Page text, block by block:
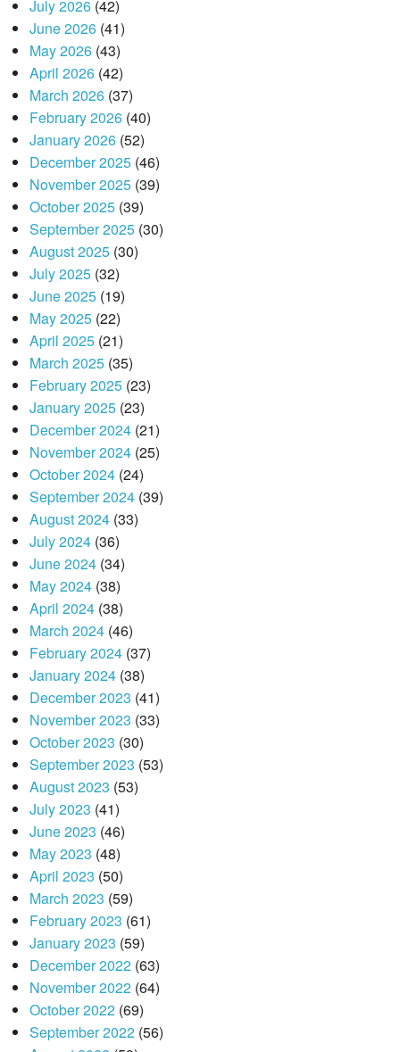
July 2026(42)
June 2026(41)
May 2026(43)
April 2026(42)
March 2026(37)
February 2026(40)
January 2026(52)
December 2025(46)
November 2025(39)
October 2025(39)
September 2025(30)
August 2025(30)
July 2025(32)
June 2025(19)
May 2025(22)
April 2025(21)
March 2025(35)
February 2025(23)
January 2025(23)
December 2024(21)
November 2024(25)
October 2024(24)
September 2024(39)
August 2024(33)
July 2024(36)
June 2024(34)
May 2024(38)
April 2024(38)
March 2024(46)
February 2024(37)
January 2024(38)
December 2023 (41)
November 2023 (33)
October 2023 (30)
September 2023 (53)
August 2023 (53)
July 2023 (41)
June 2023 (46)
May 2023 (48)
April 2023 (50)
March 2023 (59)
February 2023 (61)
January 2023 (59)
December 2022(63)
November 2022(64)
October 2022(69)
September 2022(56)